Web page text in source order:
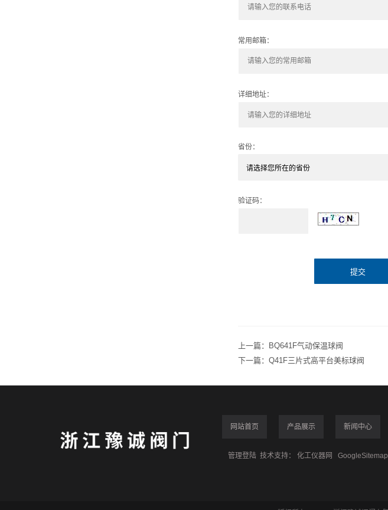
常用邮箱：
详细地址：
省份：
验证码：
上一篇：BQ641F气动保温球阀
下一篇：Q41F三片式高平台美标球阀
网站首页 产品展示 新闻中心
管理登陆 技术支持： 化工仪器网 GoogleSitemap